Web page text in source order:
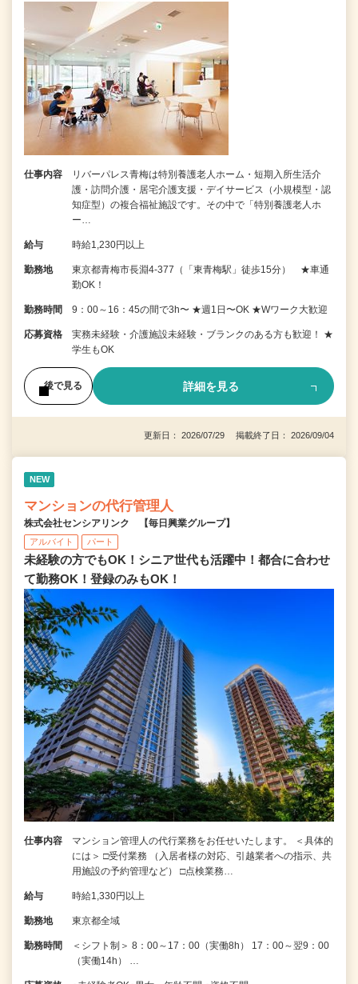
仕事内容
リバーパレス青梅は特別養護老人ホーム・短期入所生活介
護・訪問介護・居宅介護支援・デイサービス（小規模型・認
知症型）の複合福祉施設です。その中で「特別養護老人ホ
ー…
給与 時給1,230円以上
勤務地
東京都青梅市長淵4-377（「東青梅駅」徒歩15分） ★車通
勤OK！
勤務時間 9：00～16：45の間で3h〜 ★週1日〜OK ★Wワーク大歓迎
応募資格
実務未経験・介護施設未経験・ブランクのある方も歓迎！ ★
学生もOK
後で見る 詳細を見る
更新日： 2026/07/29 掲載終了日： 2026/09/04
NEW
マンションの代行管理人
株式会社センシアリンク 【毎日興業グループ】
アルバイト パート
未経験の方でもOK！シニア世代も活躍中！都合に合わせ
て勤務OK！登録のみもOK！
仕事内容
マンション管理人の代行業務をお任せいたします。 ＜具体的
には＞ □受付業務 （入居者様の対応、引越業者への指示、共
用施設の予約管理など） □点検業務…
給与 時給1,330円以上
勤務地 東京都全域
勤務時間
＜シフト制＞ 8：00～17：00（実働8h） 17：00～翌9：00
（実働14h） …